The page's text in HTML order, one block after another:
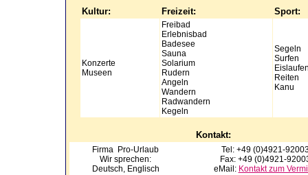
Kultur: Freizeit: Sport:
Konzerte
Museen
Freibad
Erlebnisbad
Badesee
Sauna
Solarium
Rudern
Angeln
Wandern
Radwandern
Kegeln
Segeln
Surfen
Reiten
Kanu
Kontakt:
Firma Pro-Urlaub
Wir sprechen:
Deutsch, Englisch
Tel: +49 (0)4921-
Fax: +49 (0)4921-
eMail: Kontakt zum